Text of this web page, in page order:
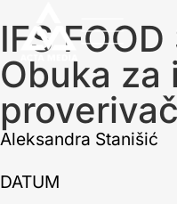
IFS
Obuka za
Aleksandra Stanišić
DATUM